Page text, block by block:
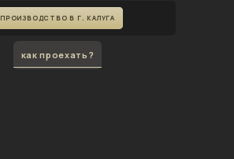
ПРОИЗВОДСТВО В Г. КАЛУГА
как проехать?